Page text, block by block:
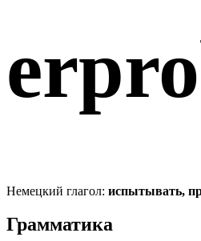
Немецкий глагол: испытывать,
Грамматика